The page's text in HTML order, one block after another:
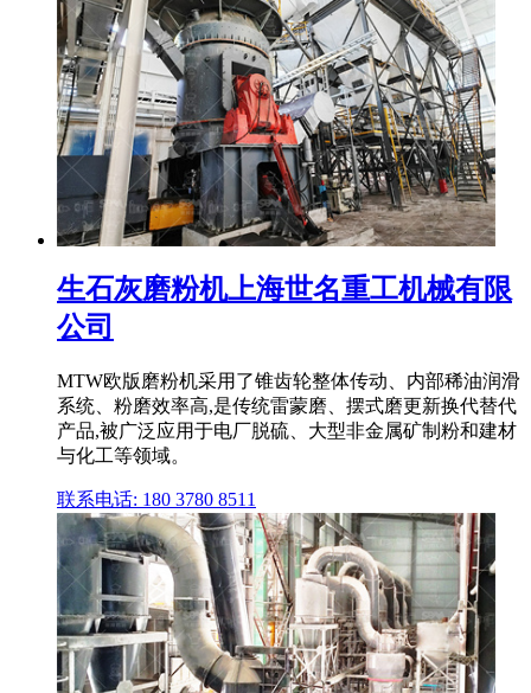
生石灰磨粉机上海世名重工机械有限
公司
MTW欧版磨粉机采用了锥齿轮整体传动、内部稀油润滑
系统、粉磨效率高,是传统雷蒙磨、摆式磨更新换代替代
产品,被广泛应用于电厂脱硫、大型非金属矿制粉和建材
与化工等领域。
联系电话: 180 3780 8511